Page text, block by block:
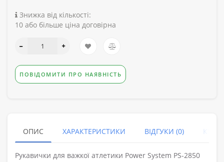
Знижка від кількості:
10 або більше ціна договірна
ПОВІДОМИТИ ПРО НАЯВНІСТЬ
ОПИС ХАРАКТЕРИСТИКИ ВІДГУКИ (0)
Рукавички для важкої атлетики Power System PS-2850